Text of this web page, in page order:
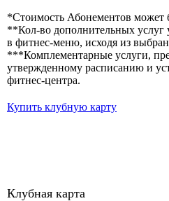
*Стоимость Абонементов может
**Кол-во дополнительных услуг
в фитнес-меню, исходя из
***Комплементарные услуги,
утвержденному расписанию и
фитнес-центра.
Купить клубную карту
Клубная карта